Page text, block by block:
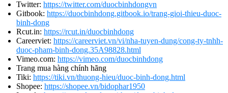
Twitter: https://twitter.com/duocbinhdongvn
Gitbook: https://duocbinhdong.gitbook.io/trang-gioi-thieu-duoc-
binh-dong
Rcut.in: https://rcut.in/duocbinhdong
Careerviet: https://careerviet.vn/vi/nha-tuyen-dung/cong-ty-tnhh-
duoc-pham-binh-dong.35A98828.html
Vimeo.com: https://vimeo.com/duocbinhdong
Trang mua hàng chính hãng
Tiki: https://tiki.vn/thuong-hieu/duoc-binh-dong.html
Shopee: https://shopee.vn/bidophar1950